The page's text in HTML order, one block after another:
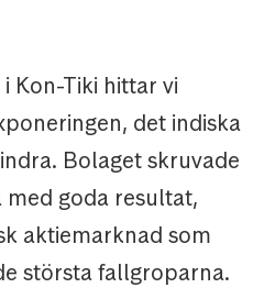
Kon-Tiki hittar vi
det indiska
Bolaget skruvade
goda resultat,
aktiemarknad som
största fallgroparna.